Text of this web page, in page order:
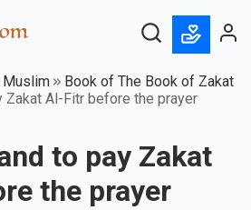
Muslim
Book of The Book of Zakat
Zakat Al-Fitr before the prayer
to pay Zakat
the prayer